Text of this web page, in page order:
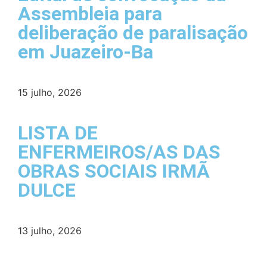
Assembleia para
deliberação de paralisação
em Juazeiro-Ba
15 julho, 2026
LISTA DE
ENFERMEIROS/AS DAS
OBRAS SOCIAIS IRMÃ
DULCE
13 julho, 2026